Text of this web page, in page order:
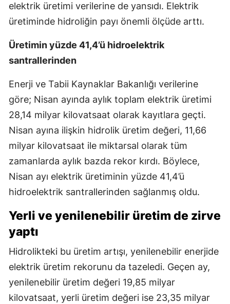
elektrik üretimi verilerine de yansıdı. Elektrik
üretiminde hidroliğin payı önemli ölçüde arttı.
Üretimin yüzde 41,4’ü hidroelektrik
santrallerinden
Enerji ve Tabii Kaynaklar Bakanlığı verilerine
göre; Nisan ayında aylık toplam elektrik üretimi
28,14 milyar kilovatsaat olarak kayıtlara geçti.
Nisan ayına ilişkin hidrolik üretim değeri, 11,66
milyar kilovatsaat ile miktarsal olarak tüm
zamanlarda aylık bazda rekor kırdı. Böylece,
Nisan ayı elektrik üretiminin yüzde 41,4’ü
hidroelektrik santrallerinden sağlanmış oldu.
Yerli ve yenilenebilir üretim de zirve
yaptı
Hidrolikteki bu üretim artışı, yenilenebilir enerjide
elektrik üretim rekorunu da tazeledi. Geçen ay,
yenilenebilir üretim değeri 19,85 milyar
kilovatsaat, yerli üretim değeri ise 23,35 milyar